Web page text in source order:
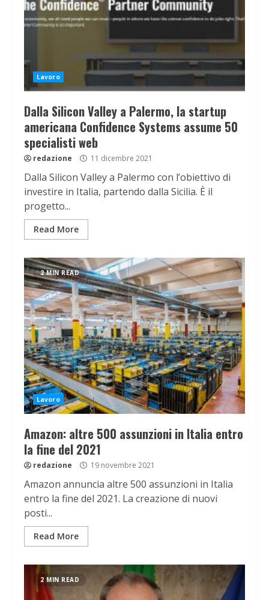
Lavoro
Dalla Silicon Valley a Palermo, la startup
americana Confidence Systems assume 50
specialisti web
redazione 11 dicembre 2021
Dalla Silicon Valley a Palermo con l’obiettivo di
investire in Italia, partendo dalla Sicilia. È il
progetto...
Read More
2 MIN READ
Lavoro
Amazon: altre 500 assunzioni in Italia entro
la fine del 2021
redazione 19 novembre 2021
Amazon annuncia altre 500 assunzioni in Italia
entro la fine del 2021. La creazione di nuovi
posti...
Read More
2 MIN READ